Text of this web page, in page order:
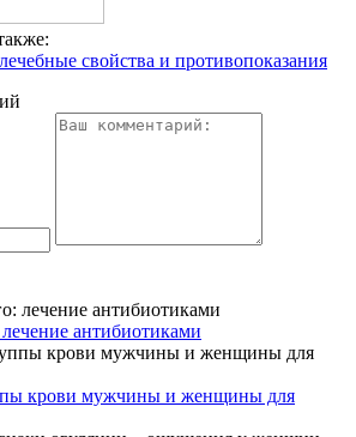
свойства и противопоказания
антибиотиками
крови мужчины и женщины для